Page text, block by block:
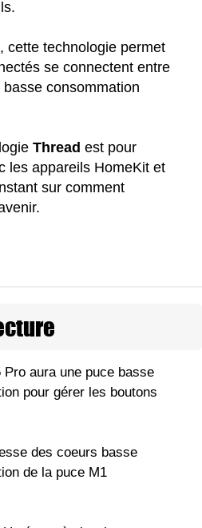
cette technologie permet
se connectent entre
consommation
Thread est pour
les appareils HomeKit et
sur comment
Pro aura une puce basse
pour gérer les boutons
des coeurs basse
de la puce M1